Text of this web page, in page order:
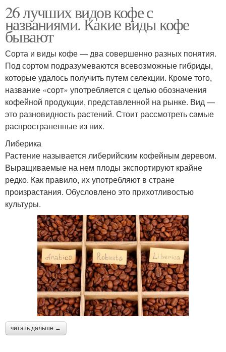
26 лучших видов кофе с
названиями. Какие виды кофе
бывают
Сорта и виды кофе — два совершенно разных понятия.
Под сортом подразумеваются всевозможные гибриды,
которые удалось получить путем селекции. Кроме того,
название «сорт» употребляется с целью обозначения
кофейной продукции, представленной на рынке. Вид —
это разновидность растений. Стоит рассмотреть самые
распространенные из них.
Либерика
Растение называется либерийским кофейным деревом.
Выращиваемые на нем плоды экспортируют крайне
редко. Как правило, их употребляют в стране
произрастания. Обусловлено это прихотливостью
культуры.
читать дальше →